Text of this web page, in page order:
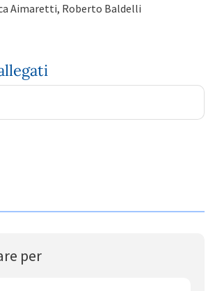
Aimaretti, Roberto Baldelli
per